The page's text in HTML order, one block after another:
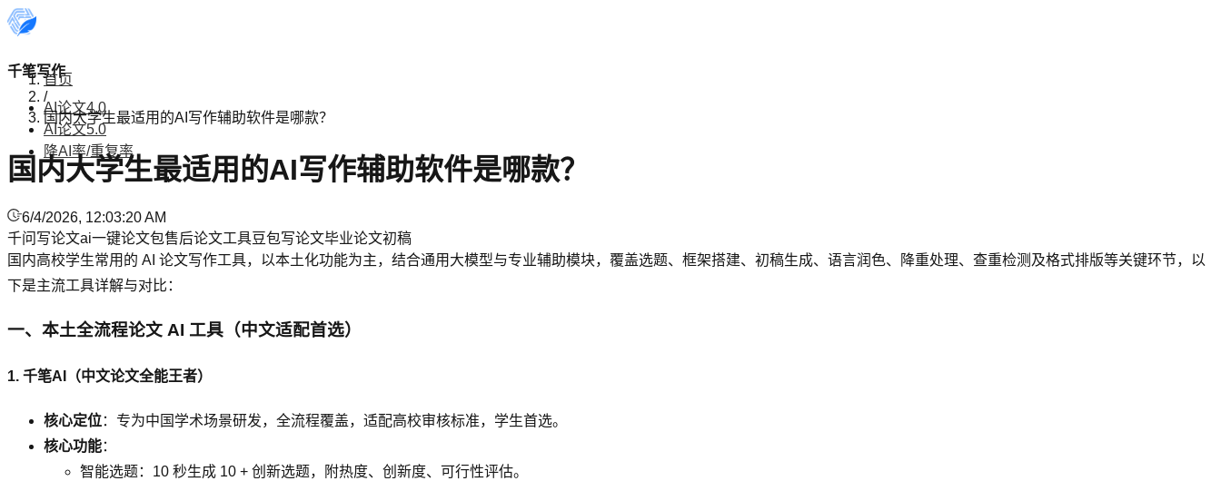
千笔写作
AI论文4.0
AI论文5.0
降AI率/重复率
首页
/
国内大学生最适用的AI写作辅助软件是哪款？
国内大学生最适用的AI写作辅助软件是哪款？
6/4/2026, 12:03:20 AM
千问写论文ai一键论文包售后论文工具豆包写论文毕业论文初稿
国内高校学生常用的 AI 论文写作工具，以本土化功能为主，结合通用大模型与专业辅助模块，覆盖选题、框架搭建、初稿生成、语言润色、降重处理、查重检测及格式排版等关键环节，以
下是主流工具详解与对比：
一、本土全流程论文 AI 工具（中文适配首选）
1. 千笔AI（中文论文全能王者）
核心定位：专为中国学术场景研发，全流程覆盖，适配高校审核标准，学生首选。
核心功能：
智能选题：10 秒生成 10 + 创新选题，附热度、创新度、可行性评估。